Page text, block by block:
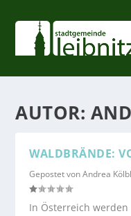
AUTOR:
WALDBRÄNDE:
Gepostet vonAndrea Kölbl
In Österreich